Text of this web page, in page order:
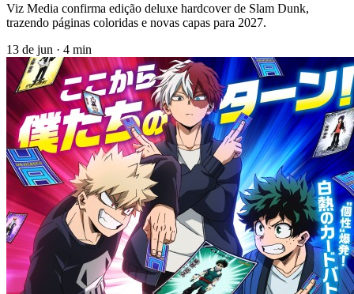
Viz Media confirma edição deluxe hardcover de Slam Dunk,
trazendo páginas coloridas e novas capas para 2027.
13 de jun · 4 min